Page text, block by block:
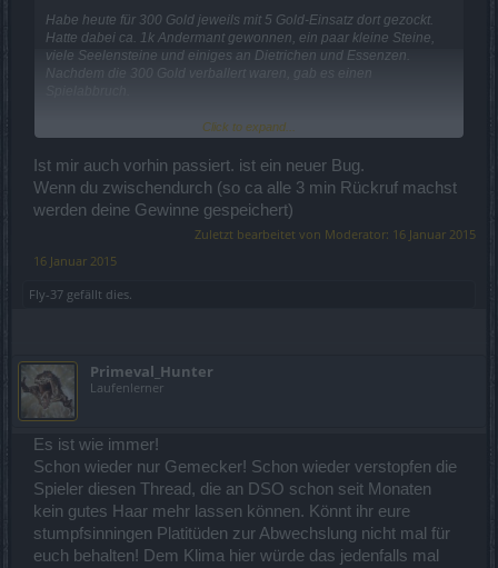
Habe heute für 300 Gold jeweils mit 5 Gold-Einsatz dort gezockt.
Hatte dabei ca. 1k Andermant gewonnen, ein paar kleine Steine,
viele Seelensteine und einiges an Dietrichen und Essenzen.
Nachdem die 300 Gold verballert waren, gab es einen
Ich musste mich neu einloggen und danach waren die 300 Gold
auf meinem Konto, allerdings alle Gewinne weck.
O.k. hab ich eben nochmal für die 300 Gold gezockt.
Dieses mal waren es ca. 800 Andermants, einges an kleinen
Wieder Spielabbruch und nach erneutem einloggen war das Gold
Total geärgert aber ich hatte ja die 300 Gold zurück, also nochmal
gezockt.
Dieses mal nur *Piep* gewonnen. *Piep*
Nicht genug damit, dass ich seit über 6 Monaten absolut nichts
wirklich
brauchbares bekommen habe und die Events nur noch langweilig
sind.
Click to expand...
Ist mir auch vorhin passiert. ist ein neuer Bug.
Wenn du zwischendurch (so ca alle 3 min Rückruf machst
werden deine Gewinne gespeichert)
Zuletzt bearbeitet von Moderator: 16 Januar 2015
16 Januar 2015
Fly-37 gefällt dies.
Primeval_Hunter
Laufenlerner
Es ist wie immer!
Schon wieder nur Gemecker! Schon wieder verstopfen die
Spieler diesen Thread, die an DSO schon seit Monaten
kein gutes Haar mehr lassen können. Könnt ihr eure
stumpfsinningen Platitüden zur Abwechslung nicht mal für
euch behalten! Dem Klima hier würde das jedenfalls mal